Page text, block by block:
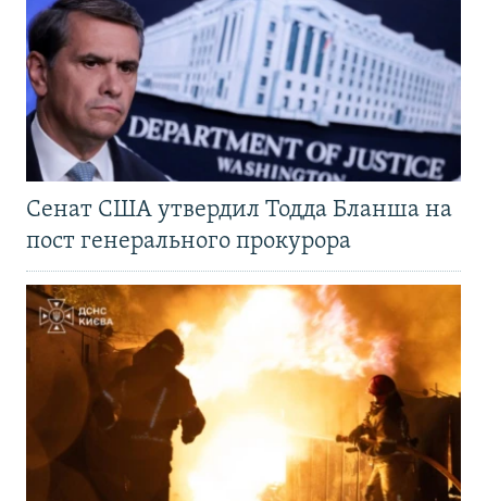
Сенат США утвердил Тодда Бланша на
пост генерального прокурора